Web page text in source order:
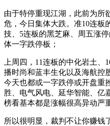
由于特停重现江湖，此前为所
危，今日集体大跌。准10连板
技、5连板的黑芝麻、周五涨
体一字跌停板；
上周四，11连板的中化岩土、
播时尚和蓝丰生化以及海航控
今天也都或一字跌停或开盘重
胜、电气风电、延华智能、亿
榜看基本都是涨幅很高异动严
所以很明显，裁判不让你赚钱